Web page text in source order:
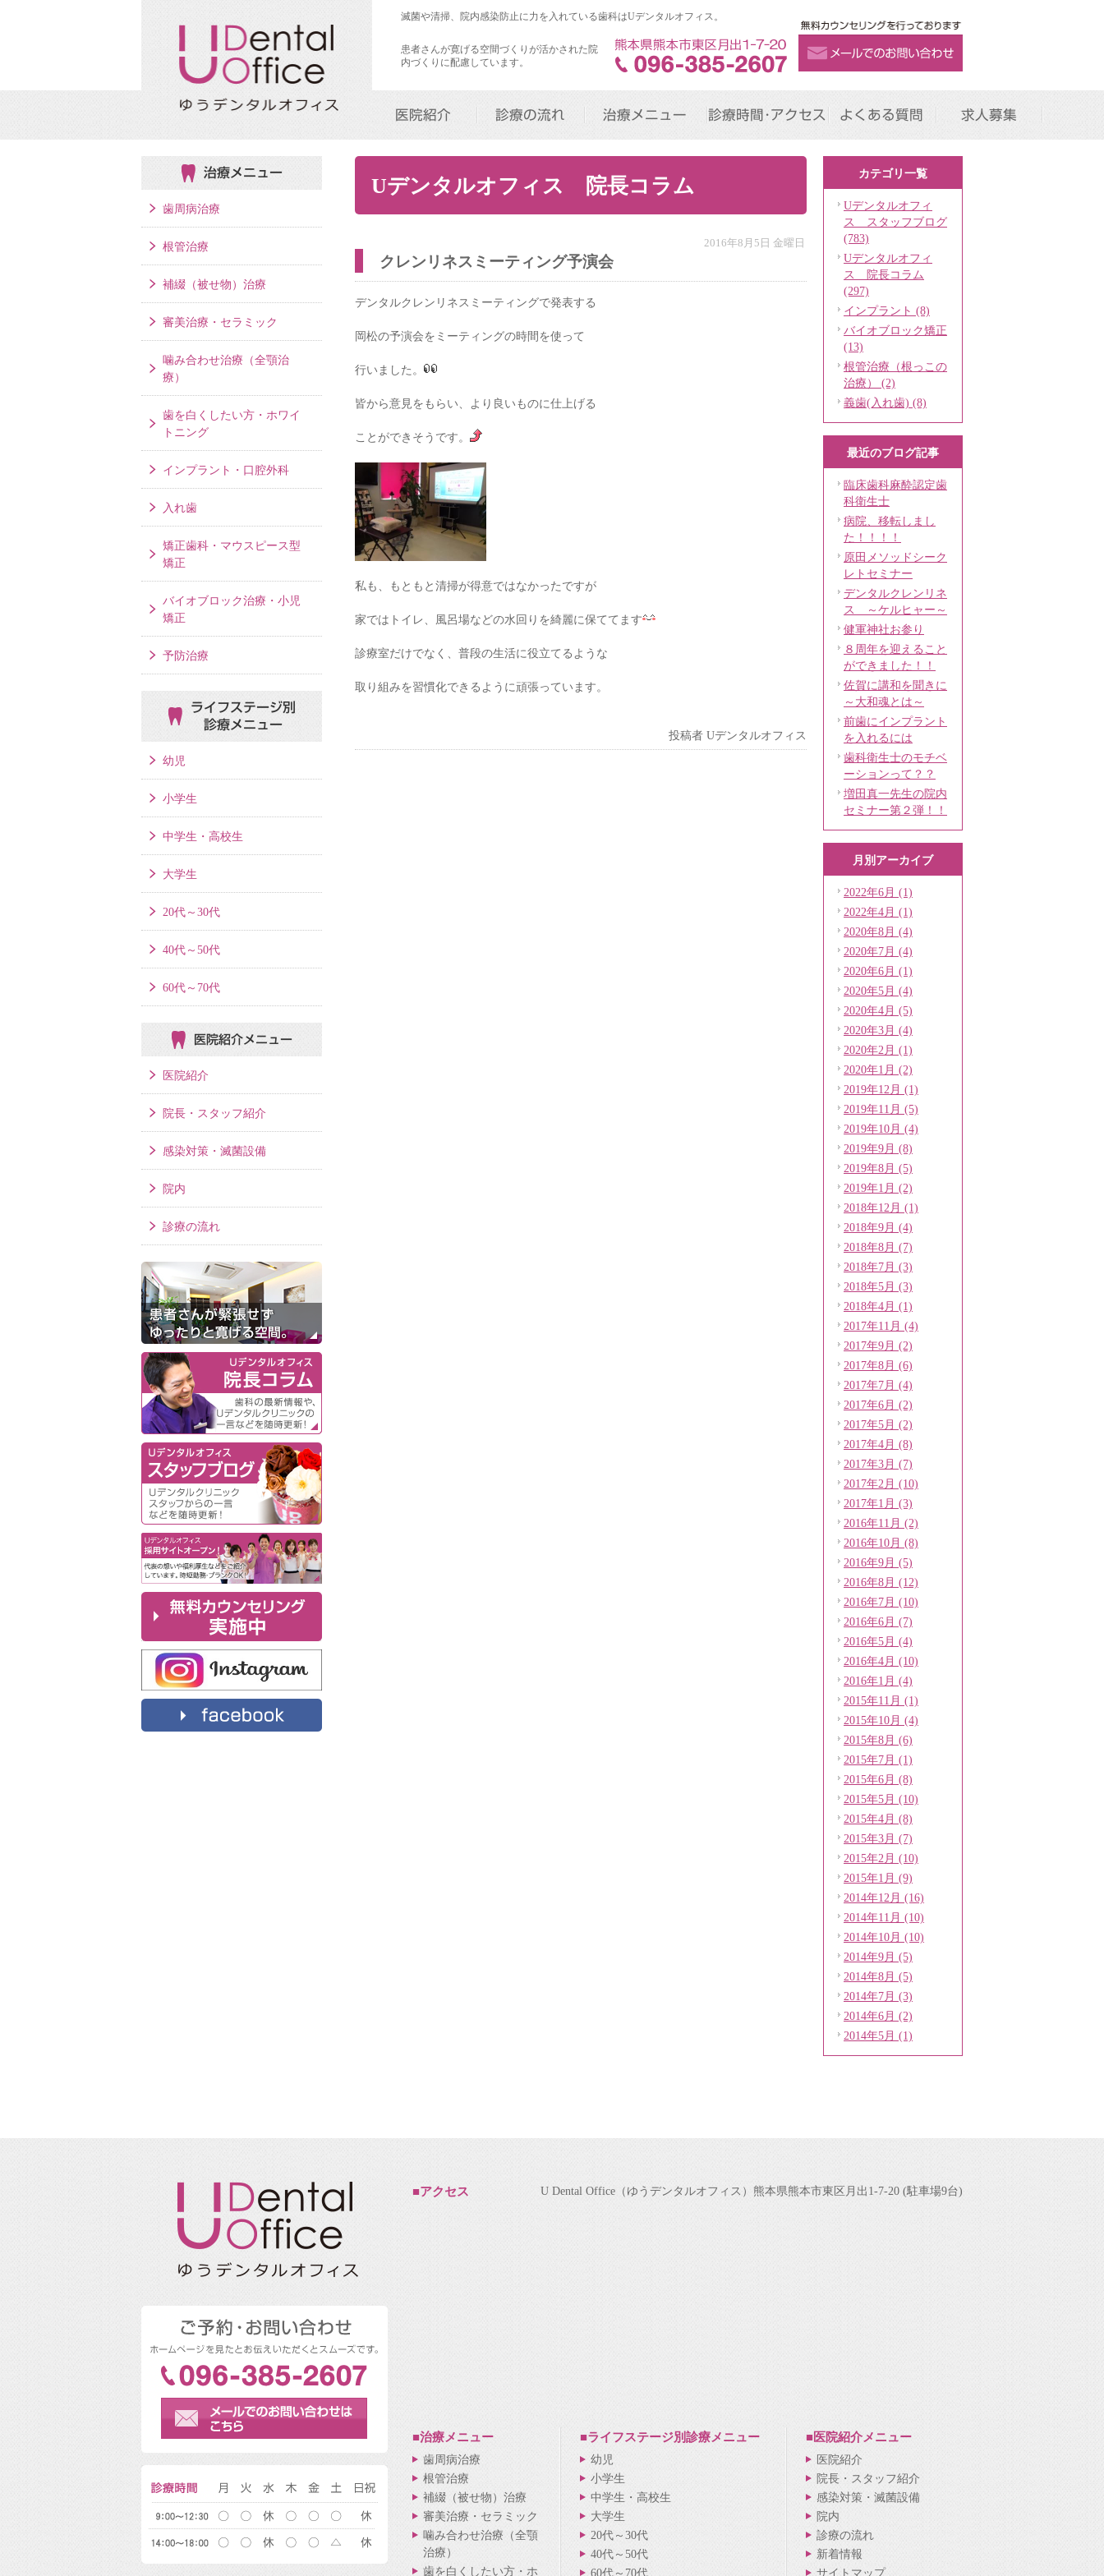
滅菌や清掃、院内感染防止に力を入れている歯科はUデンタルオフィス。
患者さんが寛げる空間づくりが活かされた院
内づくりに配慮しています。
医院紹介 診療の流れ 治療メニュー 診療時間･アクセス よくある質問 求人募集
Uデンタルオフィス 院長コラム
2016年8月5日 金曜日
クレンリネスミーティング予演会
デンタルクレンリネスミーティングで発表する
岡松の予演会をミーティングの時間を使って
行いました。
皆から意見をもらい、より良いものに仕上げる
ことができそうです。
私も、もともと清掃が得意ではなかったですが
家ではトイレ、風呂場などの水回りを綺麗に保ててます
診療室だけでなく、普段の生活に役立てるような
取り組みを習慣化できるように頑張っています。
投稿者 Uデンタルオフィス
カテゴリ一覧
Uデンタルオフィ
ス スタッフブログ
(783)
Uデンタルオフィ
ス 院長コラム
(297)
インプラント (8)
バイオブロック矯正
(13)
根管治療（根っこの
治療） (2)
義歯(入れ歯) (8)
最近のブログ記事
臨床歯科麻酔認定歯
科衛生士
病院、移転しまし
た！！！！
原田メソッドシーク
レトセミナー
デンタルクレンリネ
ス ～ケルヒャー～
健軍神社お参り
８周年を迎えること
ができました！！
佐賀に講和を聞きに
～大和魂とは～
前歯にインプラント
を入れるには
歯科衛生士のモチベ
ーションって？？
増田真一先生の院内
セミナー第２弾！！
月別アーカイブ
2022年6月 (1)
2022年4月 (1)
2020年8月 (4)
2020年7月 (4)
2020年6月 (1)
2020年5月 (4)
2020年4月 (5)
2020年3月 (4)
2020年2月 (1)
2020年1月 (2)
2019年12月 (1)
2019年11月 (5)
2019年10月 (4)
2019年9月 (8)
2019年8月 (5)
2019年1月 (2)
2018年12月 (1)
2018年9月 (4)
2018年8月 (7)
2018年7月 (3)
2018年5月 (3)
2018年4月 (1)
2017年11月 (4)
2017年9月 (2)
2017年8月 (6)
2017年7月 (4)
2017年6月 (2)
2017年5月 (2)
2017年4月 (8)
2017年3月 (7)
2017年2月 (10)
2017年1月 (3)
2016年11月 (2)
2016年10月 (8)
2016年9月 (5)
2016年8月 (12)
2016年7月 (10)
2016年6月 (7)
2016年5月 (4)
2016年4月 (10)
2016年1月 (4)
2015年11月 (1)
2015年10月 (4)
2015年8月 (6)
2015年7月 (1)
2015年6月 (8)
2015年5月 (10)
2015年4月 (8)
2015年3月 (7)
2015年2月 (10)
2015年1月 (9)
2014年12月 (16)
2014年11月 (10)
2014年10月 (10)
2014年9月 (5)
2014年8月 (5)
2014年7月 (3)
2014年6月 (2)
2014年5月 (1)
治療メニュー
歯周病治療
根管治療
補綴（被せ物）治療
審美治療・セラミック
噛み合わせ治療（全顎治
療）
歯を白くしたい方・ホワイ
トニング
インプラント・口腔外科
入れ歯
矯正歯科・マウスピース型
矯正
バイオブロック治療・小児
矯正
予防治療
ライフステージ別
診療メニュー
幼児
小学生
中学生・高校生
大学生
20代～30代
40代～50代
60代～70代
医院紹介メニュー
医院紹介
院長・スタッフ紹介
感染対策・滅菌設備
院内
診療の流れ
■アクセス U Dental Office（ゆうデンタルオフィス） 熊本県熊本市東区月出1-7-20 (駐車場9台)
■治療メニュー
歯周病治療
根管治療
補綴（被せ物）治療
審美治療・セラミック
噛み合わせ治療（全顎
治療）
歯を白くしたい方・ホ
■ライフステージ別診療メニュー
幼児
小学生
中学生・高校生
大学生
20代～30代
40代～50代
60代～70代
■医院紹介メニュー
医院紹介
院長・スタッフ紹介
感染対策・滅菌設備
院内
診療の流れ
新着情報
サイトマップ